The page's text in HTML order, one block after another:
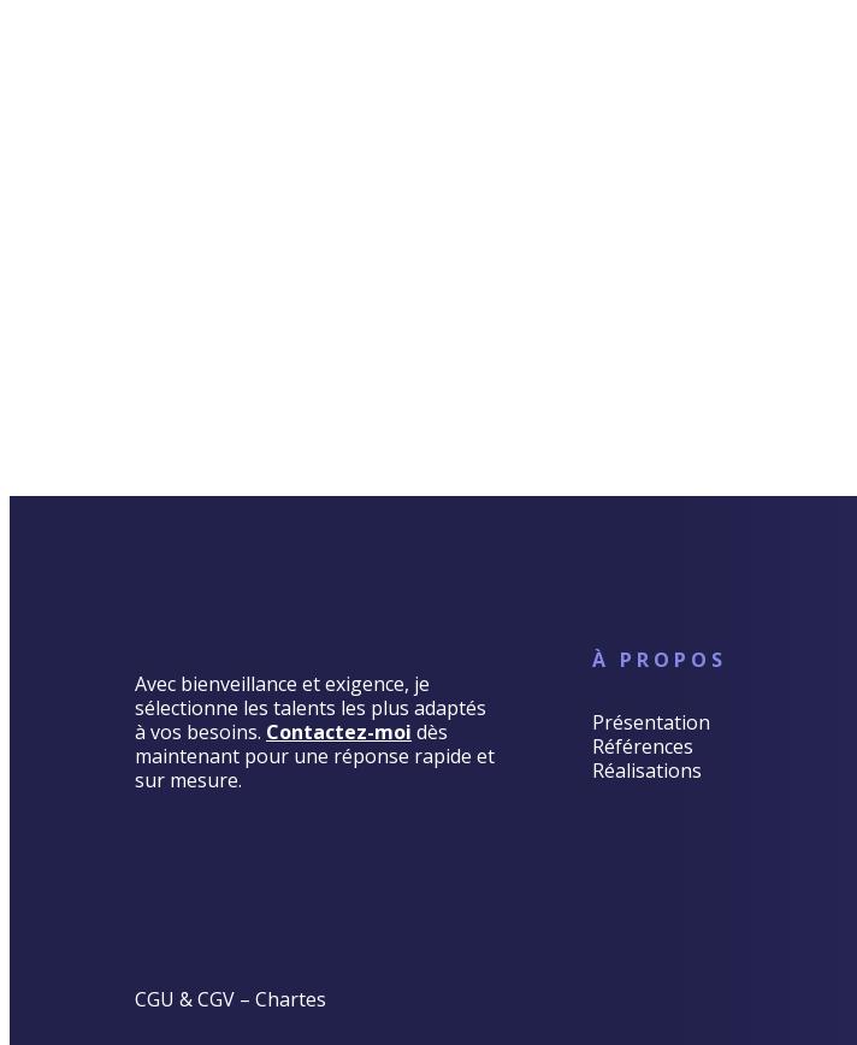
Avec bienveillance et exigence, je
sélectionne les talents les plus adaptés
à vos besoins. Contactez-moi dès
maintenant pour une réponse rapide et
sur mesure.
À PROPOS
Présentation
Références
Réalisations
CGU & CGV – Chartes